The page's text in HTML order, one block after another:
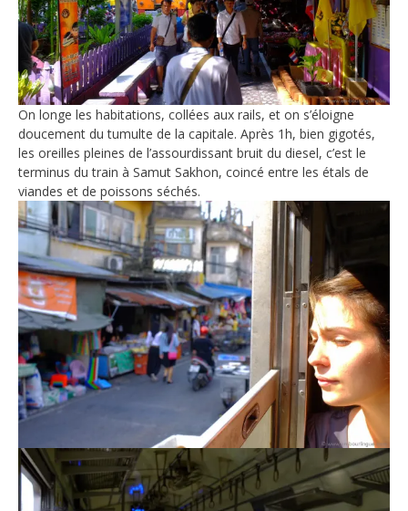
On longe les habitations, collées aux rails, et on s’éloigne
doucement du tumulte de la capitale. Après 1h, bien gigotés,
les oreilles pleines de l’assourdissant bruit du diesel, c’est le
terminus du train à Samut Sakhon, coincé entre les étals de
viandes et de poissons séchés.